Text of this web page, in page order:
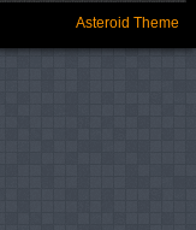
Asteroid Theme